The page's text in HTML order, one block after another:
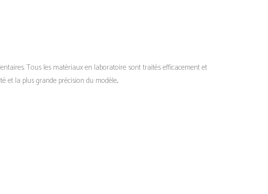
Tous les matériaux en laboratoire sont traités efficacement et
et la plus grande précision du modèle...